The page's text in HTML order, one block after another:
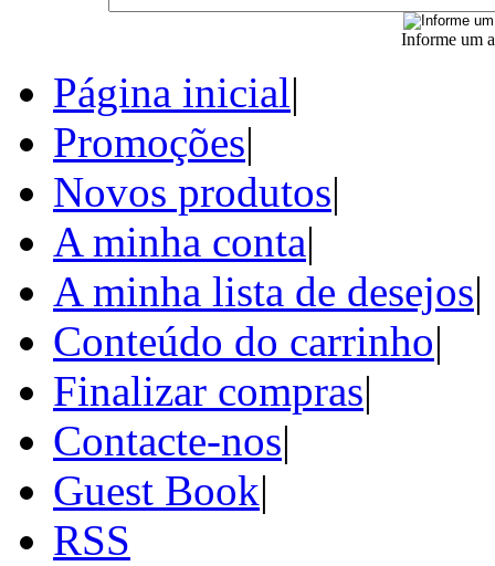
Informe um
Página inicial|
Promoções|
Novos produtos|
A minha conta|
A minha lista de desejos|
Conteúdo do carrinho|
Finalizar compras|
Contacte-nos|
Guest Book|
RSS